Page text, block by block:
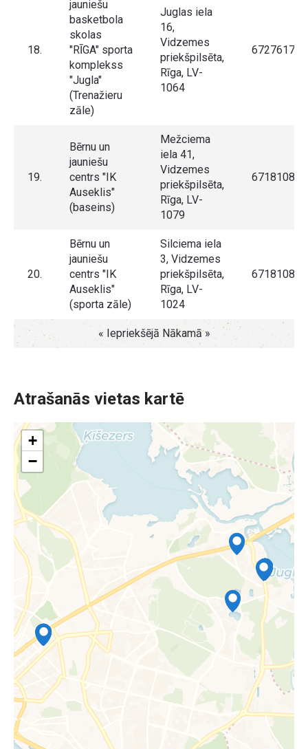
18.
jauniešu
basketbola
skolas
"RĪGA" sporta
komplekss
"Jugla"
(Trenažieru
zāle)
Juglas iela
16,
Vidzemes
priekšpilsēta,
Rīga, LV-
1064
67276175
19.
Bērnu un
jauniešu
centrs "IK
Auseklis"
(baseins)
Mežciema
iela 41,
Vidzemes
priekšpilsēta,
Rīga, LV-
1079
67181083
20.
Bērnu un
jauniešu
centrs "IK
Auseklis"
(sporta zāle)
Silciema iela
3, Vidzemes
priekšpilsēta,
Rīga, LV-
1024
67181083
« Iepriekšējā Nākamā »
Atrašanās vietas kartē
+
−